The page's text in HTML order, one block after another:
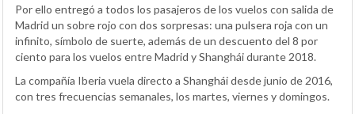
Por ello entregó a todos los pasajeros de los vuelos con salida de
Madrid un sobre rojo con dos sorpresas: una pulsera roja con un
infinito, símbolo de suerte, además de un descuento del 8 por
ciento para los vuelos entre Madrid y Shanghái durante 2018.
La compañía Iberia vuela directo a Shanghái desde junio de 2016,
con tres frecuencias semanales, los martes, viernes y domingos.